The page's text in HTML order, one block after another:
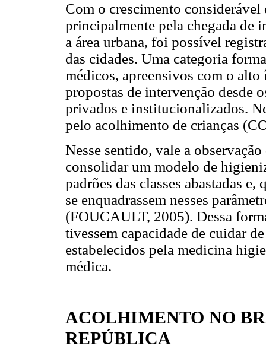
Com o crescimento
principalmente pela chegada de
a área urbana, foi possível
das cidades. Uma categoria
médicos, apreensivos com o
propostas de intervenção desde
privados e institucionalizados.
pelo acolhimento de crianças
Nesse sentido, vale a
consolidar um modelo de
padrões das classes abastadas
se enquadrassem nesses
(FOUCAULT, 2005). Dessa
tivessem capacidade de cuidar
estabelecidos pela medicina
médica.
ACOLHIMENTO NO
REPÚBLICA